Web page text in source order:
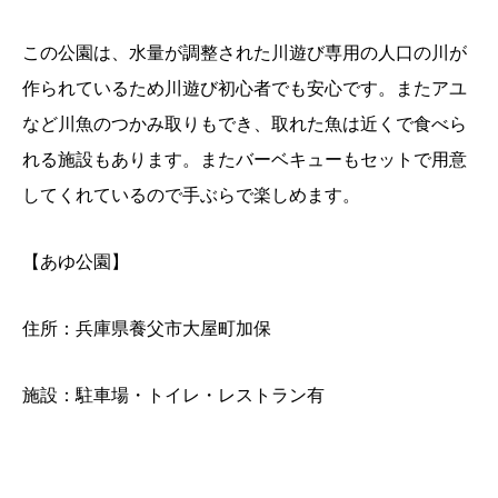
この公園は、水量が調整された川遊び専用の人口の川が
作られているため川遊び初心者でも安心です。またアユ
など川魚のつかみ取りもでき、取れた魚は近くで食べら
れる施設もあります。またバーベキューもセットで用意
してくれているので手ぶらで楽しめます。
【あゆ公園】
住所：兵庫県養父市大屋町加保
施設：駐車場・トイレ・レストラン有